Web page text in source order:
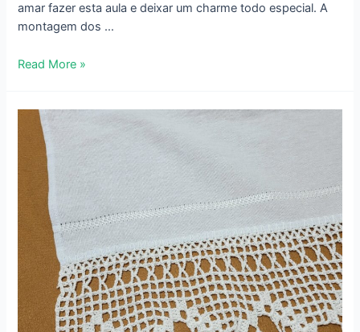
amar fazer esta aula e deixar um charme todo especial. A
montagem dos …
Bico
para
Pano
de
Rendado
–
735
Read More »